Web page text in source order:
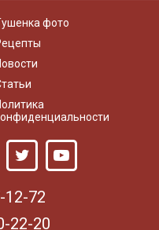
фото
12-72
22-20